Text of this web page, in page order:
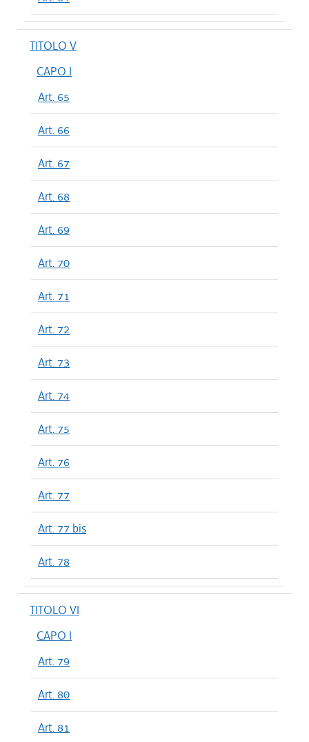
TITOLO V
CAPO I
Art. 65
Art. 66
Art. 67
Art. 68
Art. 69
Art. 70
Art. 71
Art. 72
Art. 73
Art. 74
Art. 75
Art. 76
Art. 77
Art. 77 bis
Art. 78
TITOLO VI
CAPO I
Art. 79
Art. 80
Art. 81